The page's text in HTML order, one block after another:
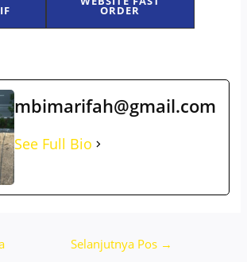
ORDER
mbimarifah@gmail.com
See Full Bio
Selanjutnya Pos →